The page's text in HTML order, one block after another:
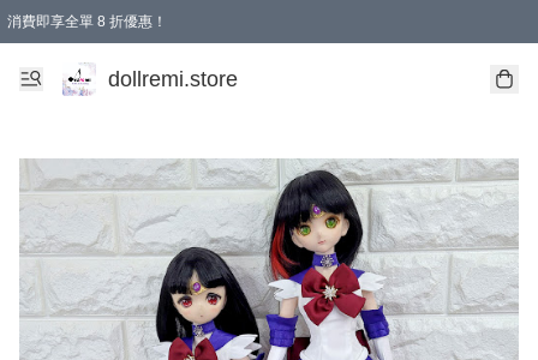
消費即享全單 8 折優惠！
購物滿 HKD 1500.00即享免運費優惠！（適用於 本地送貨、本地取貨、國際送貨 )
dollremi.store